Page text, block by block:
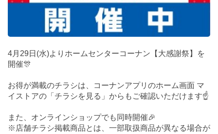
4月29日(水)よりホームセンターコーナン【大感謝祭】を
開催🎊
お得が満載のチラシは、コーナンアプリのホーム画面 マ
イストアの「チラシを見る」からもご確認いただけます☝️
また、オンラインショップでも同時開催🎉
※店舗チラシ掲載商品とは、一部取扱商品が異なる場合が